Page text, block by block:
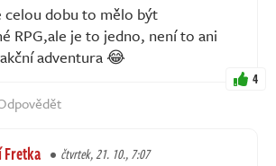
celou dobu to mělo být
RPG,ale je to jedno, není to ani
adventura 😂
4
čtvrtek, 21. 10., 7:07